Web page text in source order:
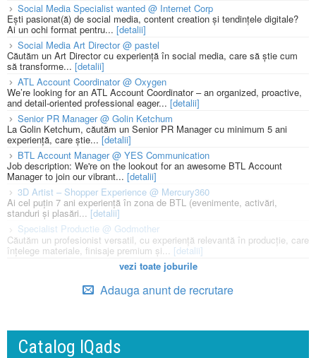
Social Media Specialist wanted @ Internet Corp
Ești pasionat(ă) de social media, content creation și tendințele digitale?
Ai un ochi format pentru... [detalii]
Social Media Art Director @ pastel
Căutăm un Art Director cu experiență în social media, care să știe cum
să transforme... [detalii]
ATL Account Coordinator @ Oxygen
We’re looking for an ATL Account Coordinator – an organized, proactive,
and detail-oriented professional eager... [detalii]
Senior PR Manager @ Golin Ketchum
La Golin Ketchum, căutăm un Senior PR Manager cu minimum 5 ani
experiență, care știe... [detalii]
BTL Account Manager @ YES Communication
Job description: We're on the lookout for an awesome BTL Account
Manager to join our vibrant... [detalii]
3D Artist – Shopper Experience @ Mercury360
Ai cel puțin 7 ani experiență în zona de BTL (evenimente, activări,
standuri și plasări... [detalii]
Specialist Productie @ Godmother
Căutăm un profesionist versatil, cu experiență relevantă în producție, care
înțelege materiale, finisaje premium și... [detalii]
vezi toate joburile
Adauga anunt de recrutare
Catalog IQads